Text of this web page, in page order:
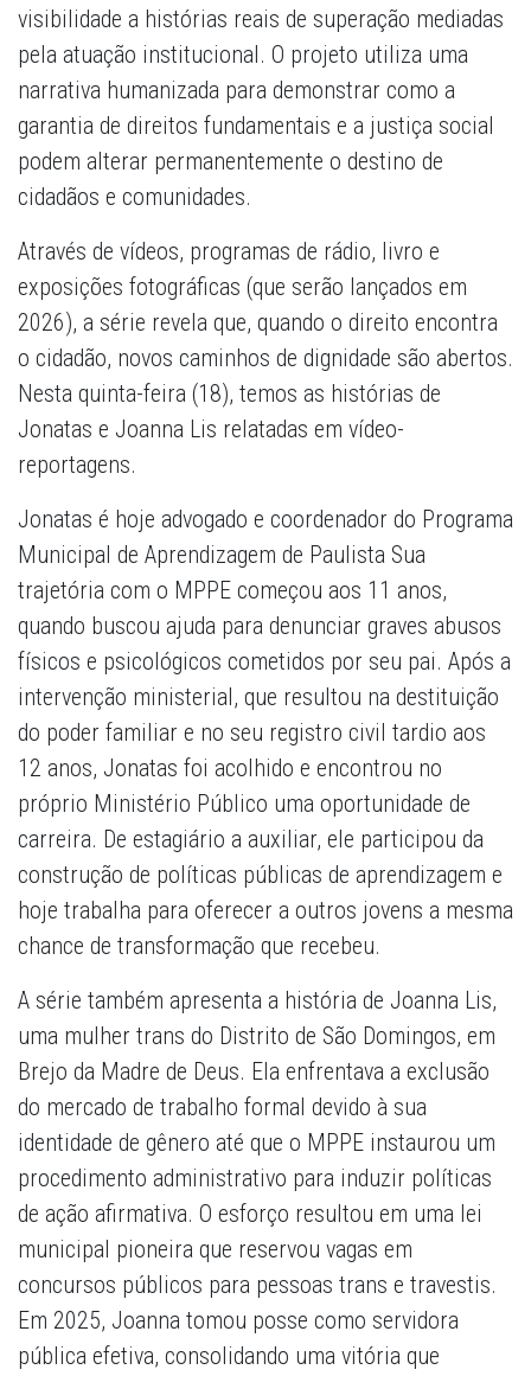
visibilidade a histórias reais de superação mediadas
pela atuação institucional. O projeto utiliza uma
narrativa humanizada para demonstrar como a
garantia de direitos fundamentais e a justiça social
podem alterar permanentemente o destino de
cidadãos e comunidades.
Através de vídeos, programas de rádio, livro e
exposições fotográficas (que serão lançados em
2026), a série revela que, quando o direito encontra
o cidadão, novos caminhos de dignidade são abertos.
Nesta quinta-feira (18), temos as histórias de
Jonatas e Joanna Lis relatadas em vídeo-
reportagens.
Jonatas é hoje advogado e coordenador do Programa
Municipal de Aprendizagem de Paulista Sua
trajetória com o MPPE começou aos 11 anos,
quando buscou ajuda para denunciar graves abusos
físicos e psicológicos cometidos por seu pai. Após a
intervenção ministerial, que resultou na destituição
do poder familiar e no seu registro civil tardio aos
12 anos, Jonatas foi acolhido e encontrou no
próprio Ministério Público uma oportunidade de
carreira. De estagiário a auxiliar, ele participou da
construção de políticas públicas de aprendizagem e
hoje trabalha para oferecer a outros jovens a mesma
chance de transformação que recebeu.
A série também apresenta a história de Joanna Lis,
uma mulher trans do Distrito de São Domingos, em
Brejo da Madre de Deus. Ela enfrentava a exclusão
do mercado de trabalho formal devido à sua
identidade de gênero até que o MPPE instaurou um
procedimento administrativo para induzir políticas
de ação afirmativa. O esforço resultou em uma lei
municipal pioneira que reservou vagas em
concursos públicos para pessoas trans e travestis.
Em 2025, Joanna tomou posse como servidora
pública efetiva, consolidando uma vitória que